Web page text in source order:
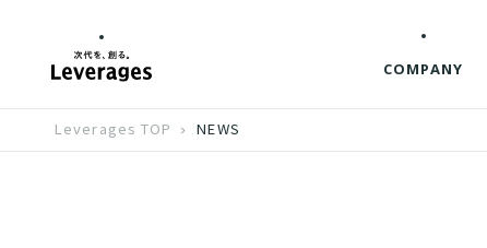
COMPANY
Leverages TOP NEWS